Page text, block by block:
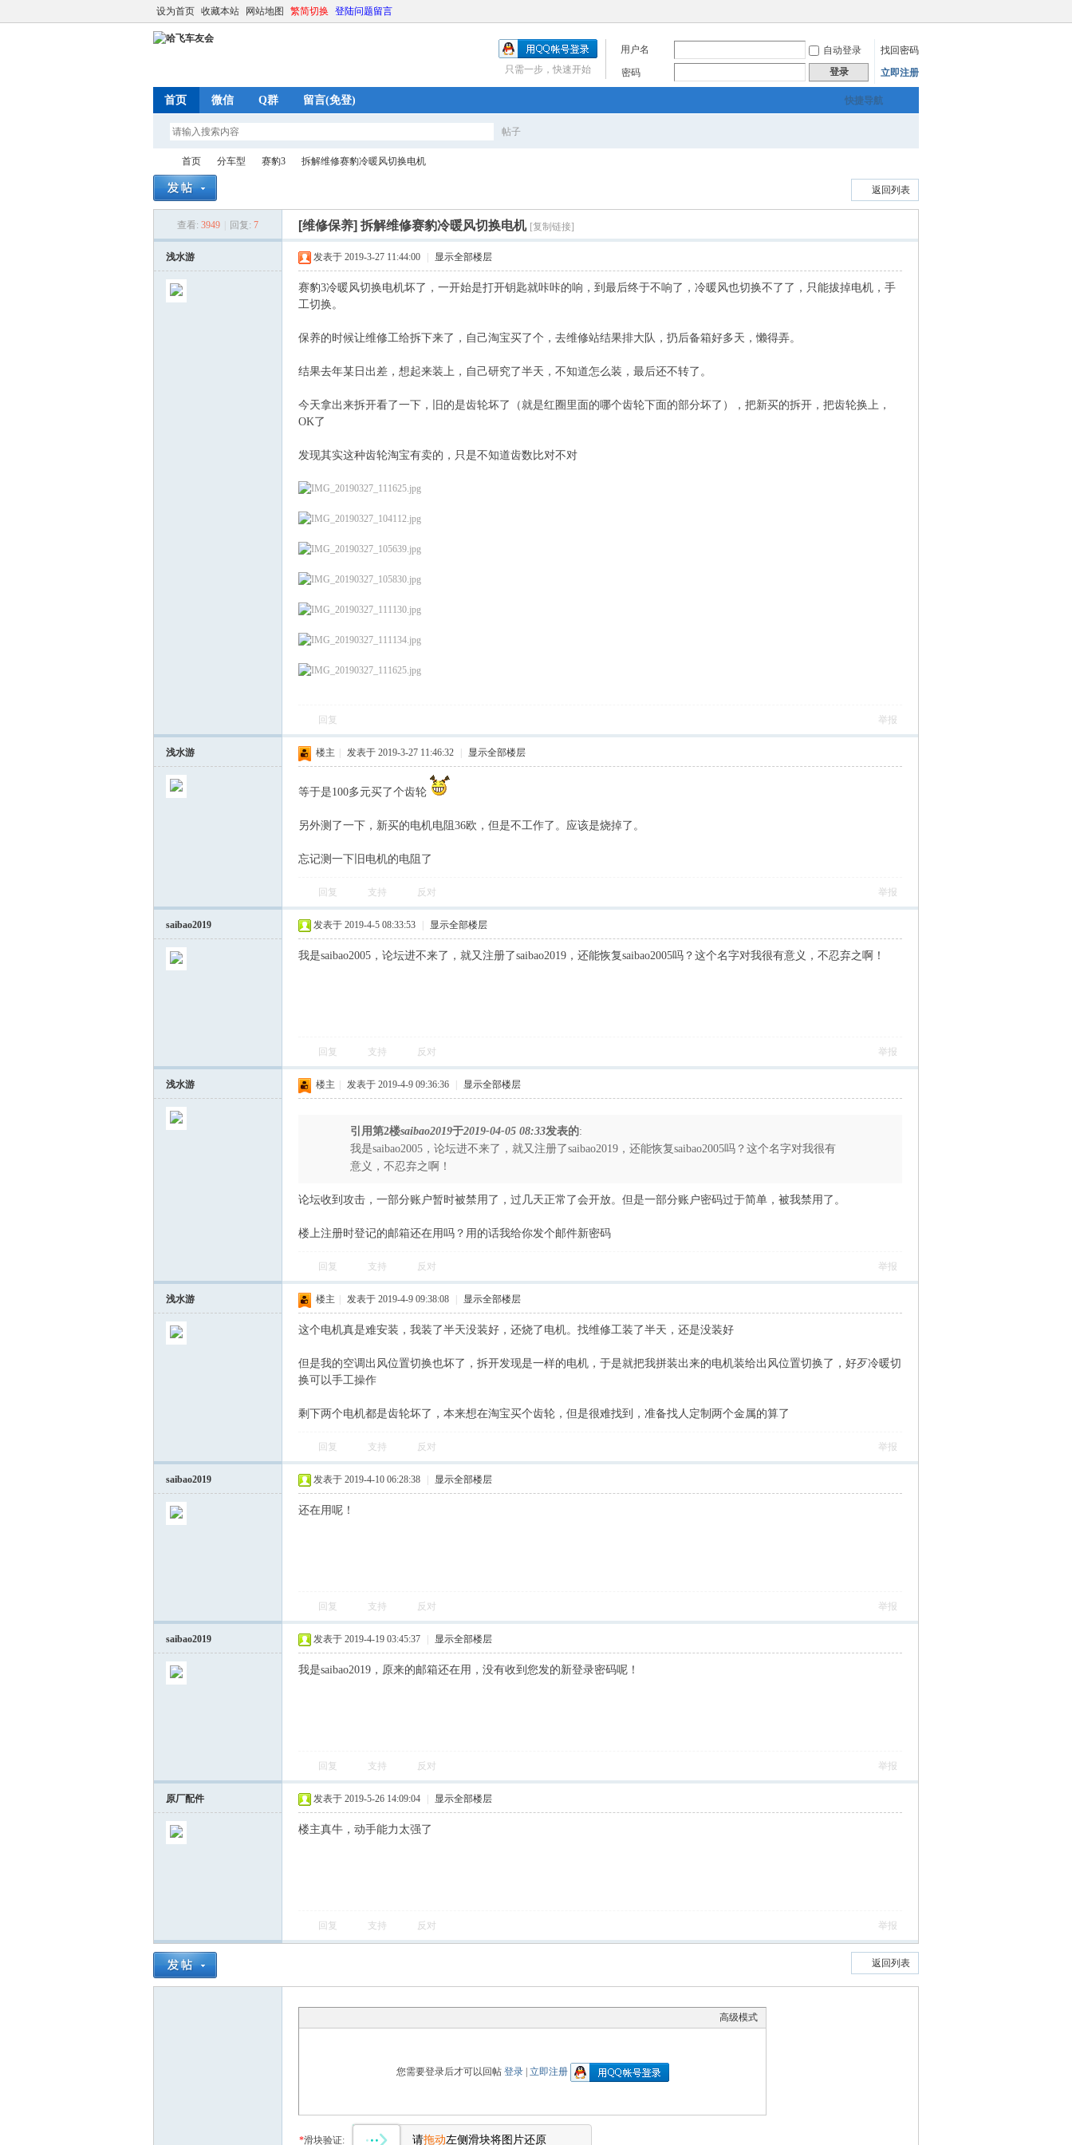
设为首页 收藏本站 网站地图 繁简切换 登陆问题留言
用户名 自动登录
找回密码
密码
登录 立即注册
只需一步，快速开始
快捷导航
首页 微信 Q群 留言(免登)
帖子
索
首页
›
分车型
›
赛豹3 拆解维修赛豹冷暖风切换电机
返回列表
查看: 3949 回复: 7 [维修保养] 拆解维修赛豹冷暖风切换电机 [复制链接]
浅水游 发表于 2019-3-27 11:44:00 显示全部楼层
赛豹3冷暖风切换电机坏了，一开始是打开钥匙就咔咔的响，到最后终于不响了，冷暖风也切换不了了，只能拔掉电机，手
工切换。
保养的时候让维修工给拆下来了，自己淘宝买了个，去维修站结果排大队，扔后备箱好多天，懒得弄。
结果去年某日出差，想起来装上，自己研究了半天，不知道怎么装，最后还不转了。
今天拿出来拆开看了一下，旧的是齿轮坏了（就是红圈里面的哪个齿轮下面的部分坏了），把新买的拆开，把齿轮换上，
OK了
发现其实这种齿轮淘宝有卖的，只是不知道齿数比对不对
回复 举报
浅水游 楼主 发表于 2019-3-27 11:46:32 显示全部楼层
等于是100多元买了个齿轮
另外测了一下，新买的电机电阻36欧，但是不工作了。应该是烧掉了。
忘记测一下旧电机的电阻了
回复 支持 反对 举报
saibao2019 发表于 2019-4-5 08:33:53 显示全部楼层
我是saibao2005，论坛进不来了，就又注册了saibao2019，还能恢复saibao2005吗？这个名字对我很有意义，不忍弃之啊！
回复 支持 反对 举报
浅水游 楼主 发表于 2019-4-9 09:36:36 显示全部楼层
引用第2楼saibao2019于2019-04-05 08:33发表的:
我是saibao2005，论坛进不来了，就又注册了saibao2019，还能恢复saibao2005吗？这个名字对我很有
意义，不忍弃之啊！
论坛收到攻击，一部分账户暂时被禁用了，过几天正常了会开放。但是一部分账户密码过于简单，被我禁用了。
楼上注册时登记的邮箱还在用吗？用的话我给你发个邮件新密码
回复 支持 反对 举报
浅水游 楼主 发表于 2019-4-9 09:38:08 显示全部楼层
这个电机真是难安装，我装了半天没装好，还烧了电机。找维修工装了半天，还是没装好
但是我的空调出风位置切换也坏了，拆开发现是一样的电机，于是就把我拼装出来的电机装给出风位置切换了，好歹冷暖切
换可以手工操作
剩下两个电机都是齿轮坏了，本来想在淘宝买个齿轮，但是很难找到，准备找人定制两个金属的算了
回复 支持 反对 举报
saibao2019 发表于 2019-4-10 06:28:38 显示全部楼层
还在用呢！
回复 支持 反对 举报
saibao2019 发表于 2019-4-19 03:45:37 显示全部楼层
我是saibao2019，原来的邮箱还在用，没有收到您发的新登录密码呢！
回复 支持 反对 举报
原厂配件 发表于 2019-5-26 14:09:04 显示全部楼层
楼主真牛，动手能力太强了
回复 支持 反对 举报
返回列表
高级模式
您需要登录后才可以回帖 登录| 立即注册
*滑块验证: 请拖动左侧滑块将图片还原